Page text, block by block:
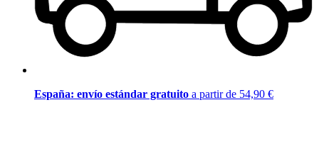
España: envío estándar gratuito a partir de 54,90 €